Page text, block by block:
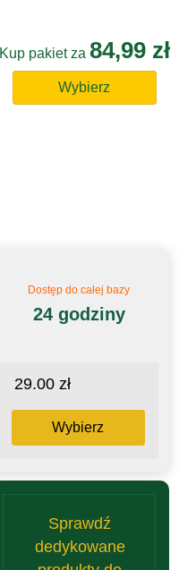
Kup pakiet za 84,99 zł
Wybierz
Dostęp do całej bazy
24 godziny
29.00 zł
Wybierz
Sprawdź
dedykowane